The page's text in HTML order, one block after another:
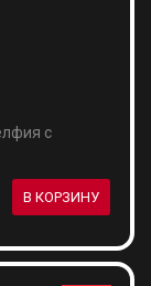
с
В КОРЗИНУ